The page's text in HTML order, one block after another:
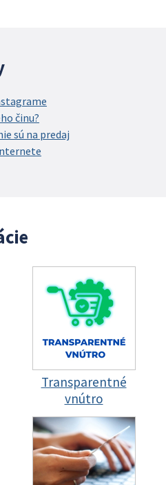
činu?
sú na predaj
Transparentné
vnútro